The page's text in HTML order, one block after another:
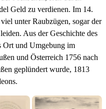
Geld zu verdienen. Im 14.
unter Raubzügen, sogar der
Aus der Geschichte des
Ort und Umgebung im
und Österreich 1756 nach
geplündert wurde, 1813